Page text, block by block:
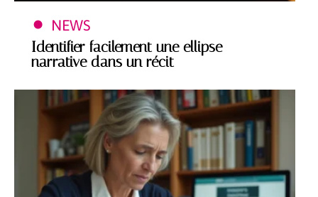
NEWS
Identifier facilement une ellipse
narrative dans un récit